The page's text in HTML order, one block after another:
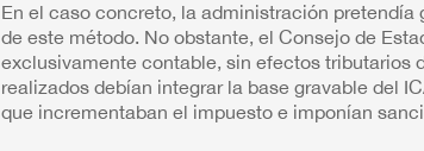
En el caso concreto, la administración
de este método. No obstante, el Consejo de
exclusivamente contable, sin efectos tributarios
realizados debían integrar la base gravable del
que incrementaban el impuesto e imponían